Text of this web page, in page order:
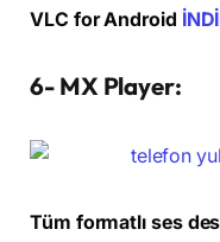
VLC for Android
6- MX Player:
Tüm formatlı ses